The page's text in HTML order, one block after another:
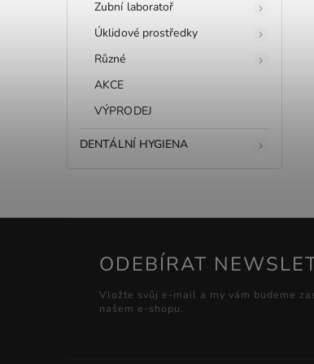
Zubní laboratoř
Úklidové prostředky
Různé
AKCE
VÝPRODEJ
DENTÁLNÍ HYGIENA
ODEBÍRAT
Vložte svůj e-mail a my vám budeme
našem e-shopu.